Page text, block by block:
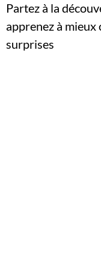
Partez à la
apprenez à
surprises